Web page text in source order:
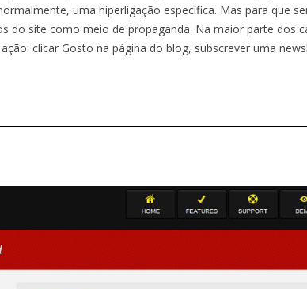
uma hiperligação específica. Mas para que
do site como meio de propaganda. Na maior parte dos
clicar Gosto na página do blog, subscrever uma